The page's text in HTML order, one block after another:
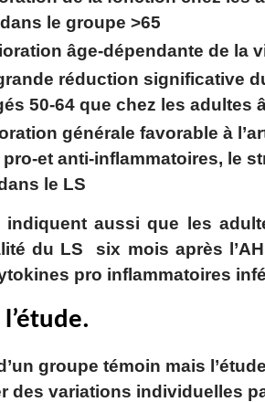
le groupe >65
âge-dépendante de la
réduction significative
50-64 que chez les adultes
générale favorable à
et anti-inflammatoires, le
le LS
indiquent aussi que les
du LS six mois après
pro inflammatoires
groupe témoin mais
des variations individuelles